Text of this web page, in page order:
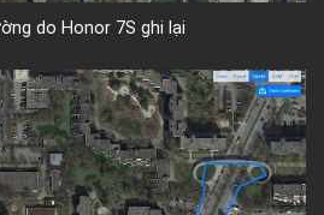
do Honor 7S ghi lại